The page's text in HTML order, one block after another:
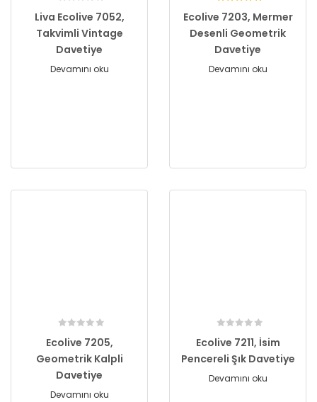
Liva Ecolive 7052,
Takvimli Vintage
Davetiye
Devamını oku
Ecolive 7203, Mermer
Desenli Geometrik
Davetiye
Devamını oku
Ecolive 7205,
Geometrik Kalpli
Davetiye
Devamını oku
Ecolive 7211, İsim
Pencereli Şık Davetiye
Devamını oku